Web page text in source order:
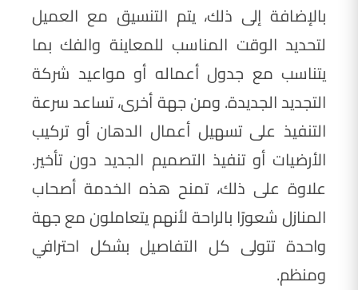
بالإضافة إلى ذلك، يتم التنسيق مع العميل
لتحديد الوقت المناسب للمعاينة والفك بما
يتناسب مع جدول أعماله أو مواعيد شركة
التجديد الجديدة. ومن جهة أخرى، تساعد سرعة
التنفيذ على تسهيل أعمال الدهان أو تركيب
الأرضيات أو تنفيذ التصميم الجديد دون تأخير.
علاوة على ذلك، تمنح هذه الخدمة أصحاب
المنازل شعورًا بالراحة لأنهم يتعاملون مع جهة
واحدة تتولى كل التفاصيل بشكل احترافي
ومنظم.